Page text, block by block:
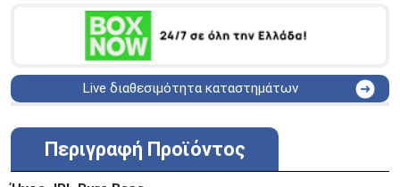
Live διαθεσιμότητα καταστημάτων
ΑΘΗΝΑ
Στουρνάρη 27
ΠΕΡΙΣΤΕΡΙ
Περιγραφή Προϊόντος